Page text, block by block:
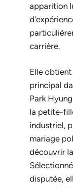
apparition
carrière.
Elle
principal
Park
la petite-
industriel,
mariage
découvrir
disputée,